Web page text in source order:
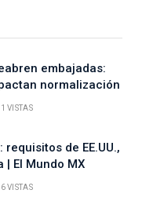
embajadas:
normalización
1VISTAS
de EE.UU.,
| El Mundo MX
6VISTAS